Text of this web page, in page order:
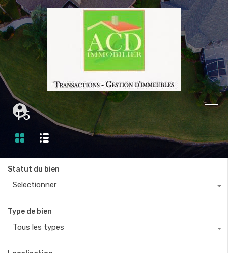
T5
Statut du bien
Selectionner
Type de bien
Tous les types